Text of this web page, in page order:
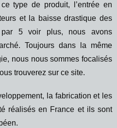
type de produit, l’entrée en
et la baisse drastique des
5 voir plus, nous avons
Toujours dans la même
nous nous sommes focalisés
trouverez sur ce site.
la fabrication et les
réalisés en France et ils sont